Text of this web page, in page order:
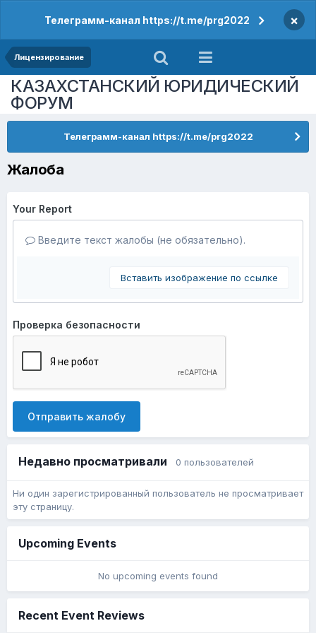
Телеграмм-канал https://t.me/prg2022 ×
Лицензирование
КАЗАХСТАНСКИЙ ЮРИДИЧЕСКИЙ
ФОРУМ
Телеграмм-канал https://t.me/prg2022
Жалоба
Your Report
Введите текст жалобы (не обязательно).
Вставить изображение по ссылке
Проверка безопасности
Отправить жалобу
Недавно просматривали 0 пользователей
Ни один зарегистрированный пользователь не просматривает
эту страницу.
Upcoming Events
No upcoming events found
Recent Event Reviews